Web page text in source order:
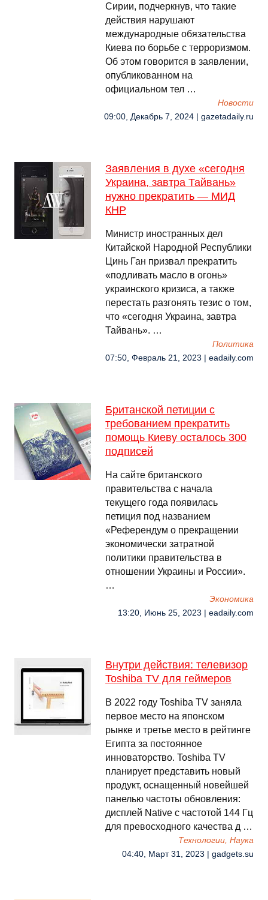
Сирии, подчеркнув, что такие
действия нарушают
международные обязательства
Киева по борьбе с терроризмом.
Об этом говорится в заявлении,
опубликованном на
официальном тел …
Новости
09:00, Декабрь 7, 2024 | gazetadaily.ru
Заявления в духе «сегодня
Украина, завтра Тайвань»
нужно прекратить — МИД
КНР
Министр иностранных дел
Китайской Народной Республики
Цинь Ган призвал прекратить
«подливать масло в огонь»
украинского кризиса, а также
перестать разгонять тезис о том,
что «сегодня Украина, завтра
Тайвань». …
Политика
07:50, Февраль 21, 2023 | eadaily.com
Британской петиции с
требованием прекратить
помощь Киеву осталось 300
подписей
На сайте британского
правительства с начала
текущего года появилась
петиция под названием
«Референдум о прекращении
экономически затратной
политики правительства в
отношении Украины и России».
…
Экономика
13:20, Июнь 25, 2023 | eadaily.com
Внутри действия: телевизор
Toshiba TV для геймеров
В 2022 году Toshiba TV заняла
первое место на японском
рынке и третье место в рейтинге
Египта за постоянное
инноваторство. Toshiba TV
планирует представить новый
продукт, оснащенный новейшей
панелью частоты обновления:
дисплей Native с частотой 144 Гц
для превосходного качества д …
Технологии, Наука
04:40, Март 31, 2023 | gadgets.su